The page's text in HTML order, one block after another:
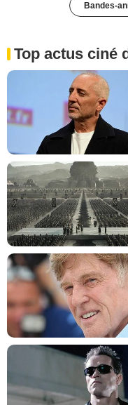
Bandes-
Top actus ciné